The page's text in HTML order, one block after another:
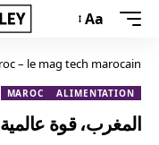
Aa
– le mag tech marocain
ALIMENTATION
MAROC
المغرب، قوة